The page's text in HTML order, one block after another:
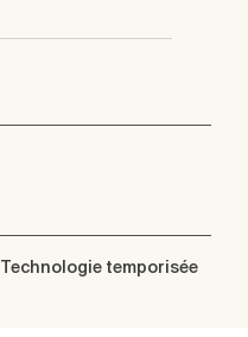
Technologie temporisée